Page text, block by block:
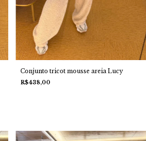
Conjunto tricot mousse areia Lucy
R$438,00